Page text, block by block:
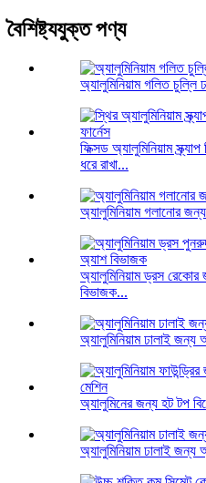
বৈশিষ্ট্যযুক্ত পণ্য
অ্যালুমিনিয়াম গলিত চুল্লি
ফিক্সড অ্যালুমিনিয়াম
ধরে রাখা...
অ্যালুমিনিয়াম গলানোর জন্য
অ্যালুমিনিয়াম ড্রস
বিভাজক...
অ্যালুমিনিয়াম ঢালাই জন্য
অ্যালুমিনের জন্য হট টপ
অ্যালুমিনিয়াম ঢালাই জন্য